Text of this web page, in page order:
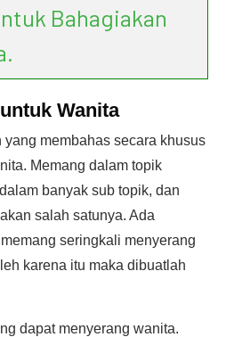
Bahagiakan
Wanita
membahas secara khusus
Memang dalam topik
banyak sub topik, dan
salah satunya. Ada
seringkali menyerang
karena itu maka dibuatlah
dapat menyerang wanita.